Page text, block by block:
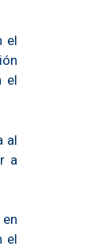
el
el
al
a
el